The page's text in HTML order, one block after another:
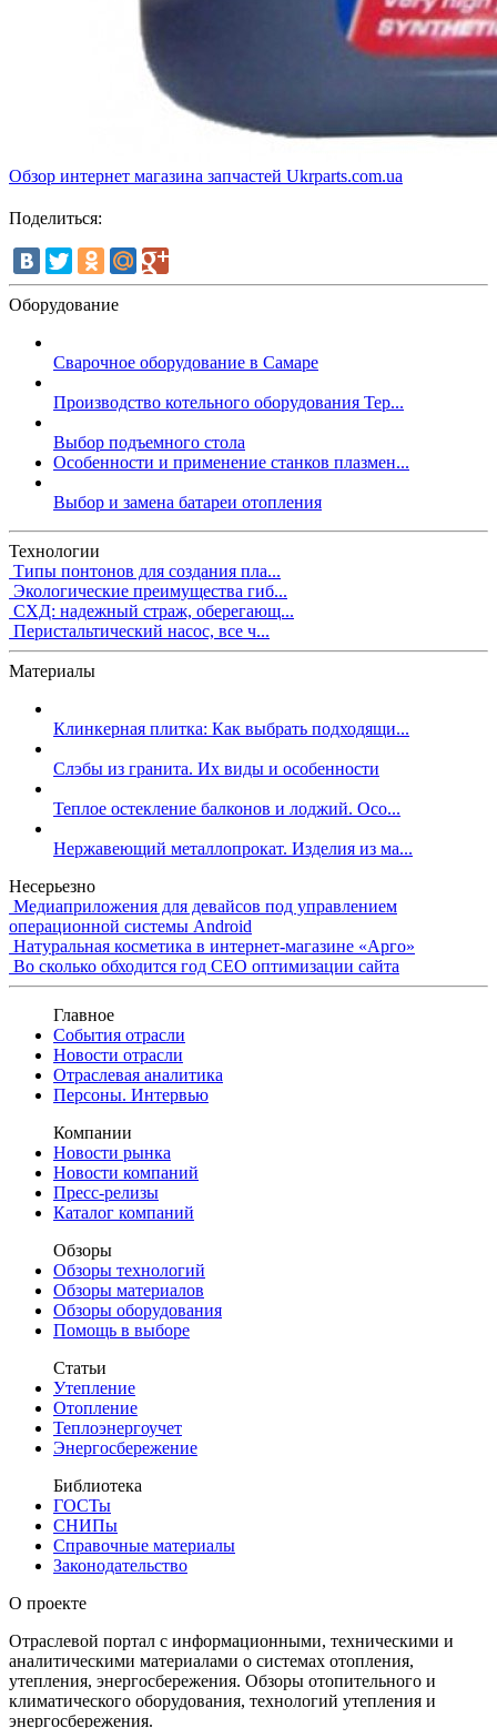
Обзор интернет магазина запчастей Ukrparts.com.ua
Поделиться:
Оборудование
Сварочное оборудование в Самаре
Производство котельного оборудования Тер...
Выбор подъемного стола
Особенности и применение станков плазмен...
Выбор и замена батареи отопления
Технологии
Типы понтонов для создания пла...
Экологические преимущества гиб...
СХД: надежный страж, оберегающ...
Перистальтический насос, все ч...
Материалы
Клинкерная плитка: Как выбрать подходящи...
Слэбы из гранита. Их виды и особенности
Теплое остекление балконов и лоджий. Осо...
Нержавеющий металлопрокат. Изделия из ма...
Несерьезно
Медиаприложения для девайсов под управлением
операционной системы Android
Натуральная косметика в интернет-магазине «Арго»
Во сколько обходится год СЕО оптимизации сайта
Главное
События отрасли
Новости отрасли
Отраслевая аналитика
Персоны. Интервью
Компании
Новости рынка
Новости компаний
Пресс-релизы
Каталог компаний
Обзоры
Обзоры технологий
Обзоры материалов
Обзоры оборудования
Помощь в выборе
Статьи
Утепление
Отопление
Теплоэнергоучет
Энергосбережение
Библиотека
ГОСТы
СНИПы
Справочные материалы
Законодательство
О проекте
Отраслевой портал с информационными, техническими и
аналитическими материалами о системах отопления,
утепления, энергосбережения. Обзоры отопительного и
климатического оборудования, технологий утепления и
энергосбережения.